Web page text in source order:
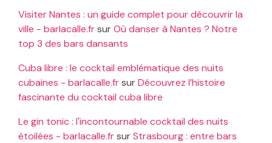
Visiter Nantes : un guide complet pour découvrir la
ville - barlacalle.frsurOù danser à Nantes ? Notre
top 3 des bars dansants
Cuba libre : le cocktail emblématique des nuits
cubaines - barlacalle.frsurDécouvrez l’histoire
fascinante du cocktail cuba libre
Le gin tonic : l'incontournable cocktail des nuits
étoilées - barlacalle.frsurStrasbourg : entre bars